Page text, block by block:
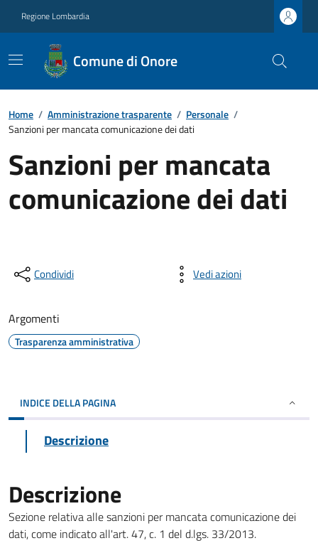
Regione Lombardia
Comune di Onore
Home / Amministrazione trasparente / Personale /
Sanzioni per mancata comunicazione dei dati
Sanzioni per mancata
comunicazione dei dati
Condividi Vedi azioni
Argomenti
Trasparenza amministrativa
INDICE DELLA PAGINA
Descrizione
Descrizione
Sezione relativa alle sanzioni per mancata comunicazione dei
dati, come indicato all'art. 47, c. 1 del d.lgs. 33/2013.